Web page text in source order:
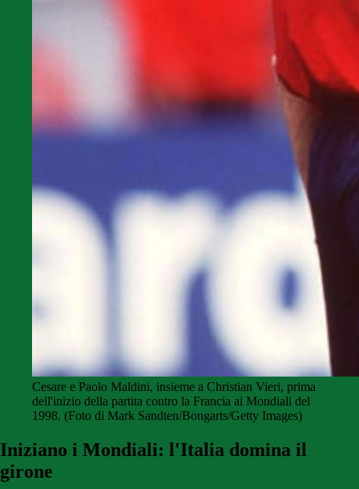
Cesare e Paolo Maldini, insieme a Christian Vieri, prima
dell'inizio della partita contro la Francia ai Mondiali del
1998. (Foto di Mark Sandten/Bongarts/Getty Images)
Iniziano i Mondiali: l'Italia domina il
girone